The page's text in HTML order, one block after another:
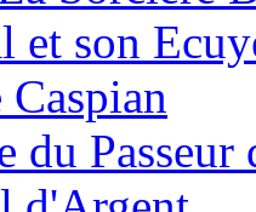
et son
du